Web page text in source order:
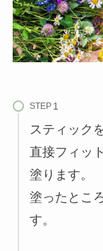
STEP
スティック
直接フィッ
塗ります。
塗ったとこ
す。